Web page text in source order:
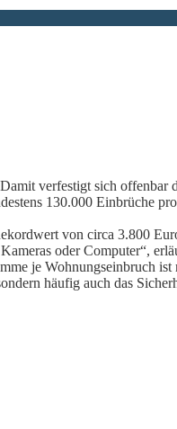
verfestigt sich
130.000 Einbrüche
von circa 3.800
oder Computer“,
je Wohnungseinbruch
häufig auch das